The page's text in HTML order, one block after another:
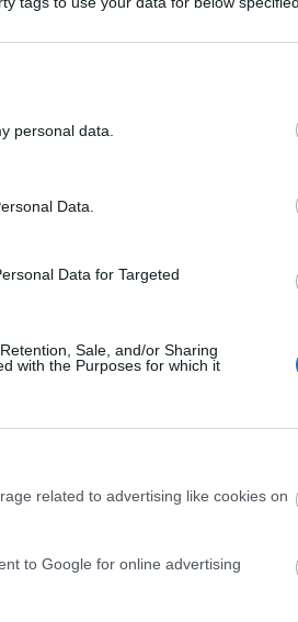
personal data.
Data.
Data for Targeted
Sale, and/or Sharing
with the Purposes for which it
related to advertising like cookies on
to Google for online advertising
Αττική: 11
Προκηρύξεις